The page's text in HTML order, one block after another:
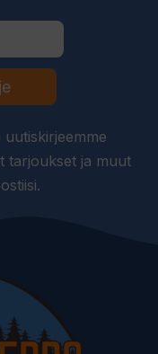
uutiskirjeemme
tarjoukset ja muut